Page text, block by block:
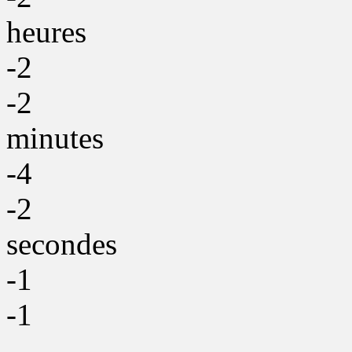
heures
-2
-2
minutes
-4
-2
secondes
-1
-1